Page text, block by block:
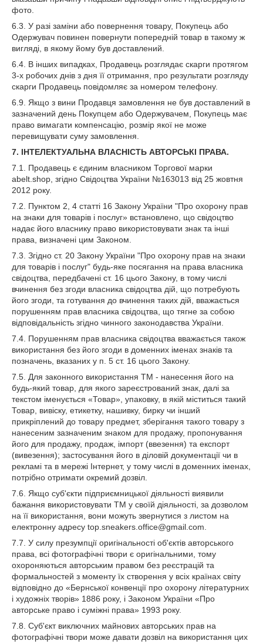
фото.
6.3. У разі заміни або повернення товару, Покупець або
Одержувач повинен повернути попередній товар в такому ж
вигляді, в якому йому був доставлений.
6.4. В інших випадках, Продавець розглядає скарги протягом
3-х робочих днів з дня її отримання, про результати розгляду
скарги Продавець повідомляє за номером телефону.
6.9. Якщо з вини Продавця замовлення не був доставлений в
зазначений день Покупцем або Одержувачем, Покупець має
право вимагати компенсацію, розмір якої не може
перевищувати суму замовлення.
7. ІНТЕЛЕКТУАЛЬНА ВЛАСНІСТЬ АВТОРСЬКІ ПРАВА.
7.1. Продавець є єдиним власником Торгової марки
abelt.shop, згідно Свідоцтва України №163013 від 25 жовтня
2012 року.
7.2. Пунктом 2, 4 статті 16 Закону України "Про охорону прав
на знаки для товарів і послуг» встановлено, що свідоцтво
надає його власнику право використовувати знак та інші
права, визначені цим Законом.
7.3. Згідно ст. 20 Закону України "Про охорону прав на знаки
для товарів і послуг" будь-яке посягання на права власника
свідоцтва, передбачені ст. 16 цього Закону, в тому числі
вчинення без згоди власника свідоцтва дій, що потребують
його згоди, та готування до вчинення таких дій, вважається
порушенням прав власника свідоцтва, що тягне за собою
відповідальність згідно чинного законодавства України.
7.4. Порушенням прав власника свідоцтва вважається також
використання без його згоди в доменних іменах знаків та
позначень, вказаних у п. 5 ст. 16 цього Закону.
7.5. Для законного використання ТМ - нанесення його на
будь-який товар, для якого зареєстрований знак, далі за
текстом іменується «Товар», упаковку, в якій міститься такий
Товар, вивіску, етикетку, нашивку, бирку чи інший
прикріплений до товару предмет, зберігання такого товару з
нанесеним зазначеним знаком для продажу, пропонування
його для продажу, продаж, імпорт (ввезення) та експорт
(вивезення); застосування його в діловій документації чи в
рекламі та в мережі Інтернет, у тому числі в доменних іменах,
потрібно отримати окремий дозвіл.
7.6. Якщо суб'єкти підприємницької діяльності виявили
бажання використовувати ТМ у своїй діяльності, за дозволом
на її використання, вони можуть звернутися з листом на
електронну адресу top.sneakers.office@gmail.com.
7.7. У силу презумпції оригінальності об'єктів авторського
права, всі фотографічні твори є оригінальними, тому
охороняються авторським правом без реєстрацій та
формальностей з моменту їх створення у всіх країнах світу
відповідно до «Бернської конвенції про охорону літературних
і художніх творів» 1886 року, і Законом України «Про
авторське право і суміжні права» 1993 року.
7.8. Суб'єкт виключних майнових авторських прав на
фотографічні твори може давати дозвіл на використання цих